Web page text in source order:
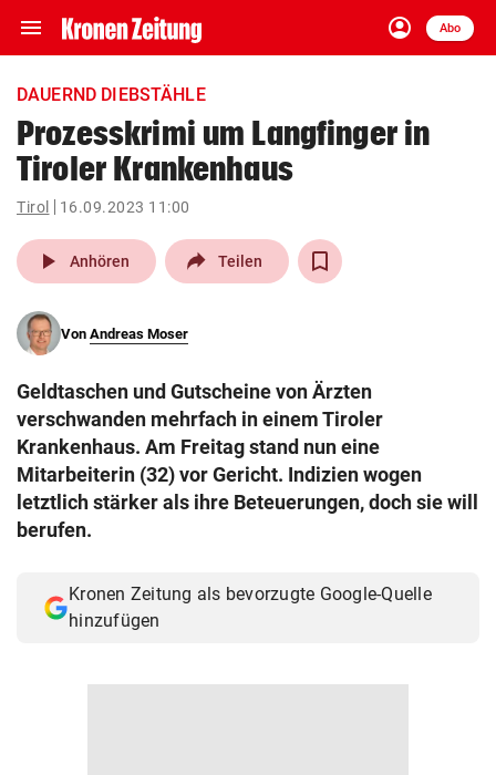
menu Navigation
ein-/ausklappen
account_circle
Anmelden
Abo
close Schließen
account_circle Anmelden
pin_drop
Wien arrow_right
search
eingeben
Muthgasse 2, 1190 Wien
DAUERND DIEBSTÄHLE
Prozesskrimi um Langfinger in
Tiroler Krankenhaus
Tirol 16.09.2023 11:00
play_arrow Anhören Teilen
Von Andreas Moser
Geldtaschen und Gutscheine von Ärzten
verschwanden mehrfach in einem Tiroler
Krankenhaus. Am Freitag stand nun eine
Mitarbeiterin (32) vor Gericht. Indizien wogen
letztlich stärker als ihre Beteuerungen, doch sie will
berufen.
Kronen Zeitung als bevorzugte Google-Quelle
hinzufügen